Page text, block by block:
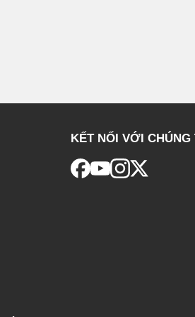
KẾT NỐI VỚI CHÚNG